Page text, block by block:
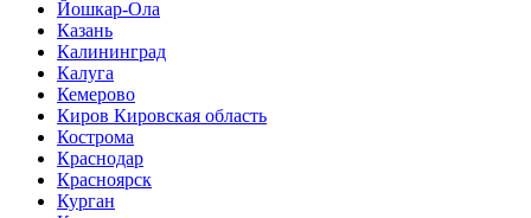
Йошкар-Ола
Казань
Калининград
Калуга
Кемерово
Киров Кировская область
Кострома
Краснодар
Красноярск
Курган